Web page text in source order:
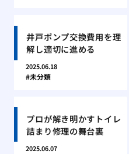
井戸ポンプ交換費用を理
解し適切に進める
2025.06.18
未分類
プロが解き明かすトイレ
詰まり修理の舞台裏
2025.06.07